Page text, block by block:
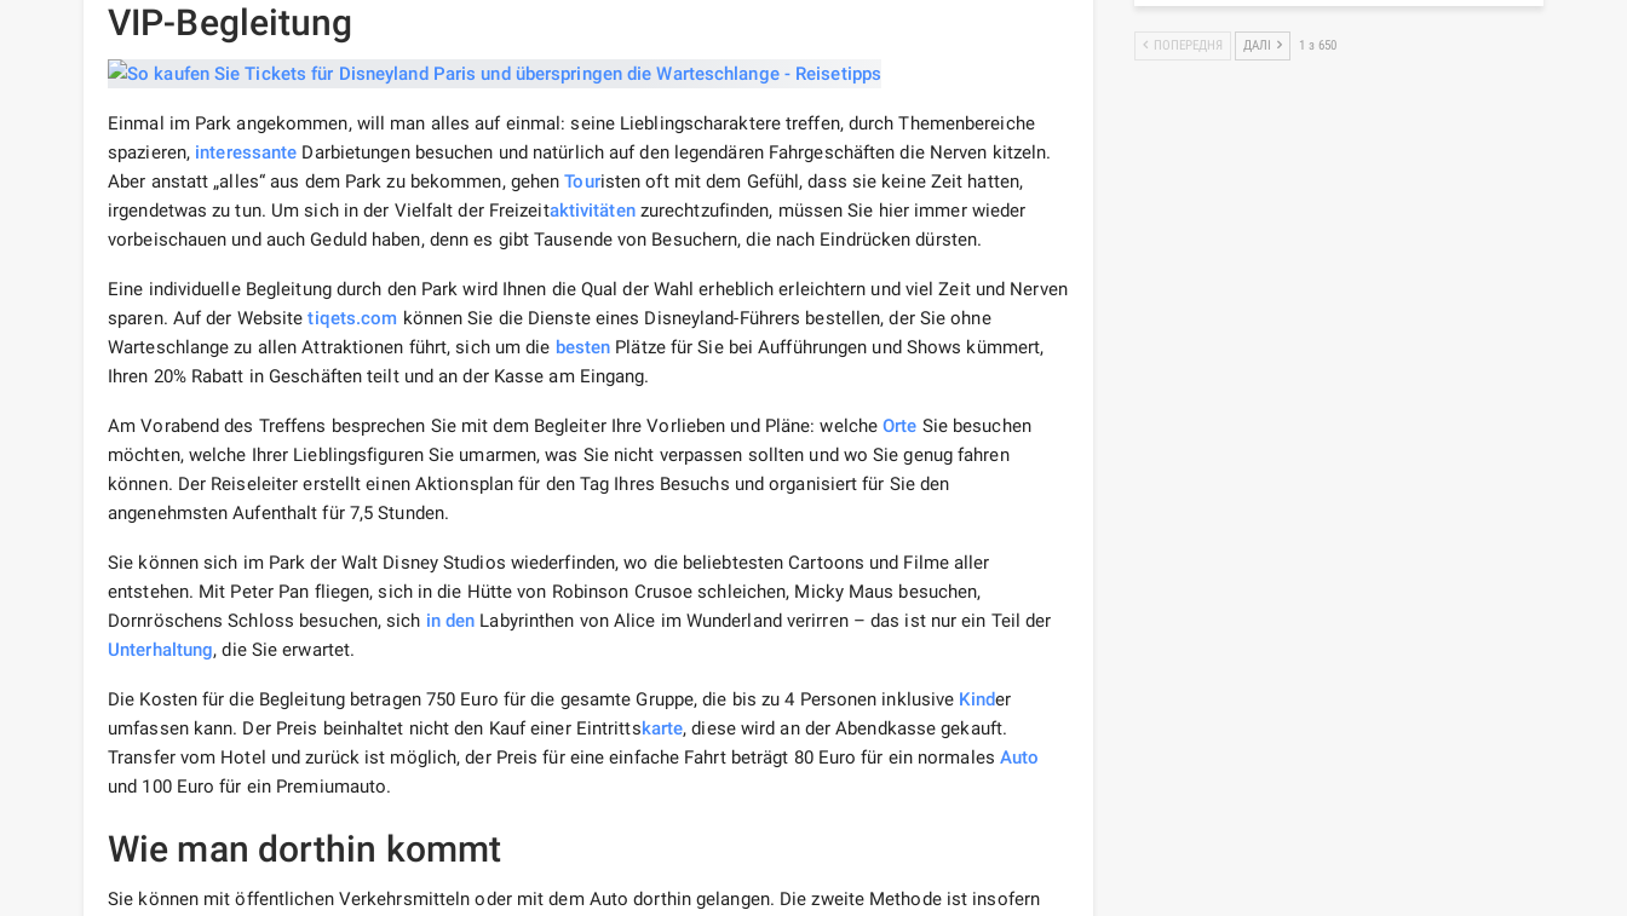
VIP-Begleitung
Einmal im Park angekommen, will man alles auf einmal: seine Lieblingscharaktere treffen, durch Themenbereiche
spazieren, interessante Darbietungen besuchen und natürlich auf den legendären Fahrgeschäften die Nerven kitzeln.
Aber anstatt „alles“ aus dem Park zu bekommen, gehenTouristen oft mit dem Gefühl, dass sie keine Zeit hatten,
irgendetwas zu tun. Um sich in der Vielfalt der Freizeitaktivitätenzurechtzufinden, müssen Sie hier immer wieder
vorbeischauen und auch Geduld haben, denn es gibt Tausende von Besuchern, die nach Eindrücken dürsten.
Eine individuelle Begleitung durch den Park wird Ihnen die Qual der Wahl erheblich erleichtern und viel Zeit und Nerven
sparen. Auf der Websitetiqets.com können Sie die Dienste eines Disneyland-Führers bestellen, der Sie ohne
Warteschlange zu allen Attraktionen führt, sich um die besten Plätze für Sie bei Aufführungen und Shows kümmert,
Ihren 20% Rabatt in Geschäften teilt und an der Kasse am Eingang.
Am Vorabend des Treffens besprechen Sie mit dem Begleiter Ihre Vorlieben und Pläne: welcheOrte Sie besuchen
möchten, welche Ihrer Lieblingsfiguren Sie umarmen, was Sie nicht verpassen sollten und wo Sie genug fahren
können. Der Reiseleiter erstellt einen Aktionsplan für den Tag Ihres Besuchs und organisiert für Sie den
angenehmsten Aufenthalt für 7,5 Stunden.
Sie können sich im Park der Walt Disney Studios wiederfinden, wo die beliebtesten Cartoons und Filme aller
entstehen. Mit Peter Pan fliegen, sich in die Hütte von Robinson Crusoe schleichen, Micky Maus besuchen,
Dornröschens Schloss besuchen, sich in den Labyrinthen von Alice im Wunderland verirren – das ist nur ein Teil der
Unterhaltung, die Sie erwartet.
Die Kosten für die Begleitung betragen 750 Euro für die gesamte Gruppe, die bis zu 4 Personen inklusive Kinder
umfassen kann. Der Preis beinhaltet nicht den Kauf einer Eintrittskarte, diese wird an der Abendkasse gekauft.
Transfer vom Hotel und zurück ist möglich, der Preis für eine einfache Fahrt beträgt 80 Euro für ein normales Auto
und 100 Euro für ein Premiumauto.
Wie man dorthin kommt
Sie können mit öffentlichen Verkehrsmitteln oder mit dem Auto dorthin gelangen. Die zweite Methode ist insofern
ПОПЕРЕДНЯ ДАЛІ 1 з 650